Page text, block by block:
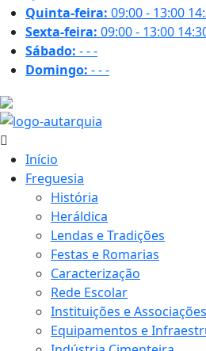
Quinta-feira: 09:00 - 13:00
Sexta-feira: 09:00 - 13:00
Sábado: ---
Domingo: ---
Início
Freguesia
História
Heráldica
Lendas e Tradições
Festas e Romarias
Caracterização
Rede Escolar
Instituições e Associações
Equipamentos e